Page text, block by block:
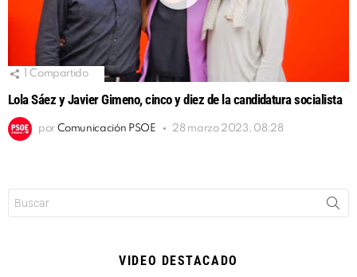
Compartido
Lola Sáez y Javier Gimeno, cinco y diez de la candidatura socialista
por Comunicación PSOE 28 marzo 2023, 08:28
VIDEO DESTACADO